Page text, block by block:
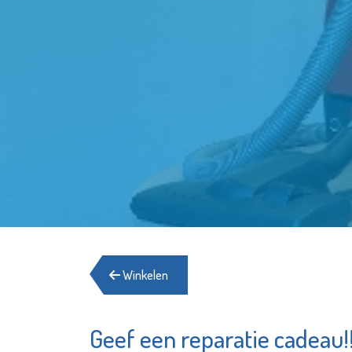
Winkelen
Geef een reparatie
Samen zijn wij